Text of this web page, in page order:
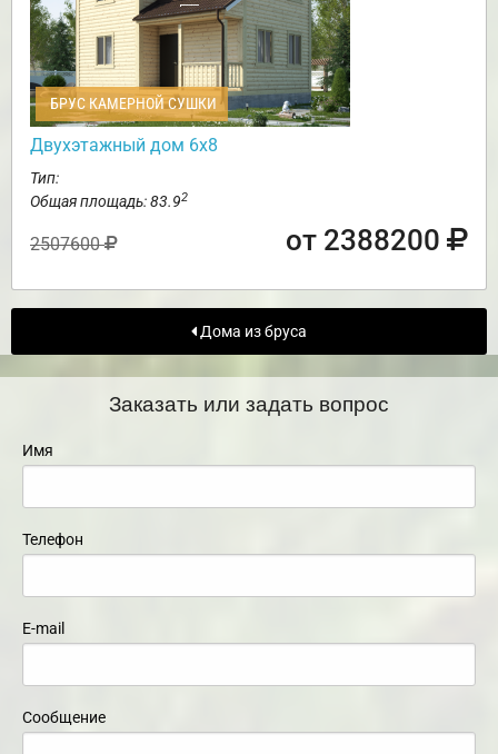
БРУС КАМЕРНОЙ СУШКИ
Двухэтажный дом 6х8
Тип:
Общая площадь: 83.92
2507600 от 2388200
Дома из бруса
Заказать или задать вопрос
Имя
Телефон
E-mail
Сообщение